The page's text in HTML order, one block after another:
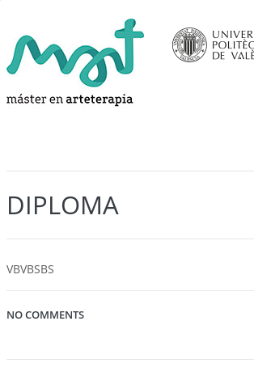
DIPLOMA
VBVBSBS
NO COMMENTS